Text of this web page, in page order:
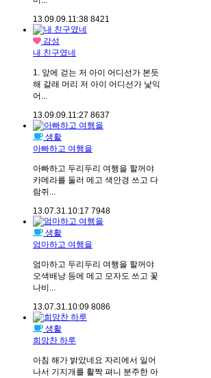
13.09.09.11:38 8421
감성
내 친구였네
1. 앞에 걷는 저 아이 어디선가 본듯
해 갈래 머리 저 아이 어디선가 낯익
어...
13.09.09.11:27 8637
생활
아빠하고 여행을
아빠하고 두리두리 여행을 할꺼야
카메라를 둘러 메고 색안경 쓰고 다
람쥐...
13.07.31.10:17 7948
생활
엄마하고 여행을
엄마하고 두리두리 여행을 할꺼야
오색배낭 등에 메고 모자도 쓰고 꽃
나비...
13.07.31.10:09 8086
생활
희망찬 하루
아침 해가 밝았네요 자리에서 일어
나서 기지개를 활짝 펴니 분주한 아